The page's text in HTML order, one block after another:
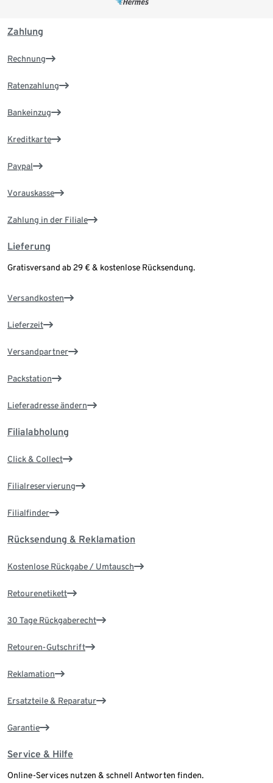
Zahlung
Rechnung
Ratenzahlung
Bankeinzug
Kreditkarte
Paypal
Vorauskasse
Zahlung in der Filiale
Lieferung
Gratisversand ab 29 € & kostenlose Rücksendung.
Versandkosten
Lieferzeit
Versandpartner
Packstation
Lieferadresse ändern
Filialabholung
Click & Collect
Filialreservierung
Filialfinder
Rücksendung & Reklamation
Kostenlose Rückgabe / Umtausch
Retourenetikett
30 Tage Rückgaberecht
Retouren-Gutschrift
Reklamation
Ersatzteile & Reparatur
Garantie
Service & Hilfe
Online-Services nutzen & schnell Antworten finden.